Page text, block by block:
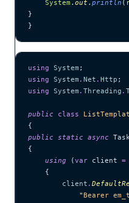
    System
. out . println (
}
}
using System ;
using System . Net . Http ;
using System . Threading .
public class
{
public static async
{
    using
(var client =
    {
        client
.
            "
Bearer